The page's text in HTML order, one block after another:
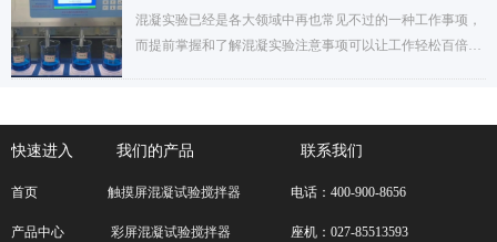
事项。
​混凝实验已经是各大领域中再也常见不过的一种工作事项，
而提前掌握和了解混凝实验注意事项可以让工作轻松百倍，
确定，尤其新手用户不能只按照《混凝沉淀烧杯实验方法》
中的数据进行设定，毕竟实验条件不同.
快速进入 我们的产品 联系我们
首页 触摸屏混凝试验搅拌器 电话：400-900-8656
产品中心 彩屏混凝试验搅拌器 座机：027-85513593